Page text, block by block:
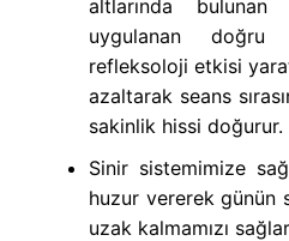
altlarında
uygulanan
refleksoloji etkisi
azaltarak seans
sakinlik hissi doğurur.
Sinir sistemimize
huzur vererek günün
uzak kalmamızı